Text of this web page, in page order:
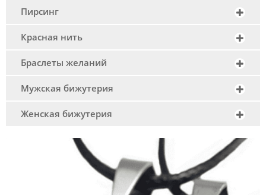
Пирсинг
Красная нить
Браслеты желаний
Мужская бижутерия
Женская бижутерия